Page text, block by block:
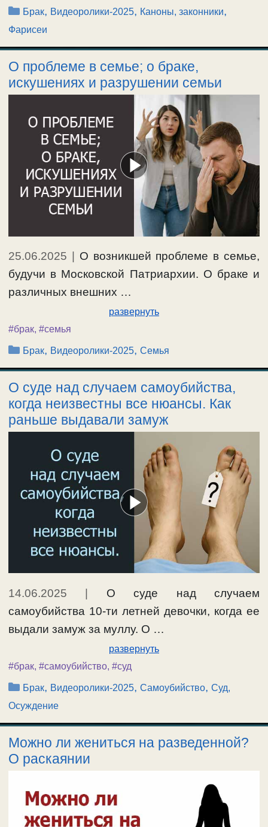
Рубрики
Брак, Видеоролики-2025, Каноны, законники,
Фарисеи
О проблеме в семье; о браке,
искушениях и разрушении семьи
25.06.2025
О возникшей проблеме в семье,
будучи в Московской Патриархии. О браке и
различных внешних …
развернуть
#брак, #семья
Рубрики
Брак, Видеоролики-2025,Семья
О суде над случаем самоубийства,
когда неизвестны все нюансы. Как
раньше выдавали замуж
14.06.2025
О суде над случаем
самоубийства 10-ти летней девочки, когда ее
выдали замуж за муллу. О …
развернуть
#брак, #самоубийство, #суд
Рубрики
Брак, Видеоролики-2025,Самоубийство,Суд,
Осуждение
Можно ли жениться на разведенной?
О раскаянии